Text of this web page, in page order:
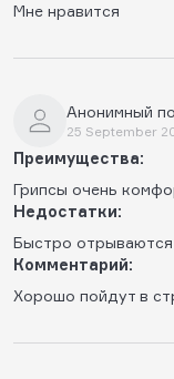
Мне нравится
Анонимный
25 September
Преимущества:
Грипсы очень
Недостатки:
Быстро
Комментарий:
Хорошо пойдут в